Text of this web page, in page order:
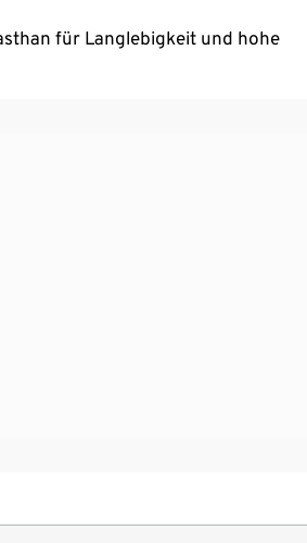
für Langlebigkeit und hohe